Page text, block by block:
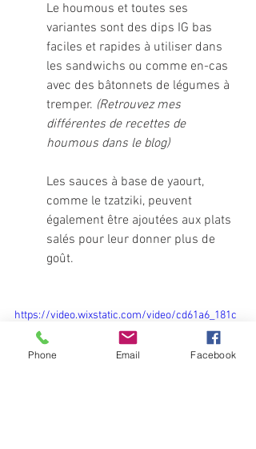
Le houmous et toutes ses
variantes sont des dips IG bas
faciles et rapides à utiliser dans
les sandwichs ou comme en-cas
avec des bâtonnets de légumes à
tremper. (Retrouvez mes
différentes de recettes de
houmous dans le blog)
Les sauces à base de yaourt,
comme le tzatziki, peuvent
également être ajoutées aux plats
salés pour leur donner plus de
goût.
https://video.wixstatic.com/video/cd61a6_181c
1727e7214c468d241749781c1e33/1080p/mp4/fi
le.mp4
Phone Email Facebook